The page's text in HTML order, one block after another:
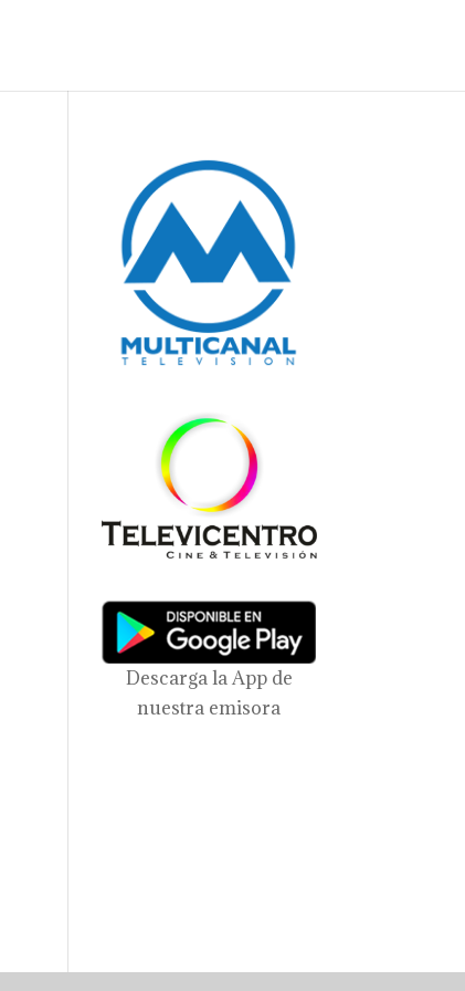
Descarga la App de
nuestra emisora